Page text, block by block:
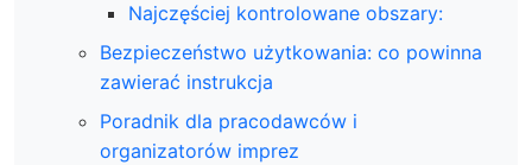
Najczęściej kontrolowane obszary:
Bezpieczeństwo użytkowania: co powinna
zawierać instrukcja
Poradnik dla pracodawców i
organizatorów imprez